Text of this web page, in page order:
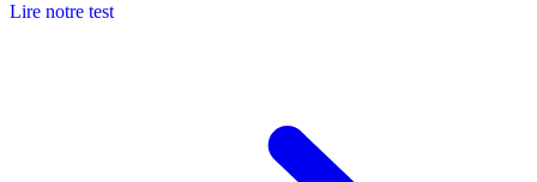
Lire notre test